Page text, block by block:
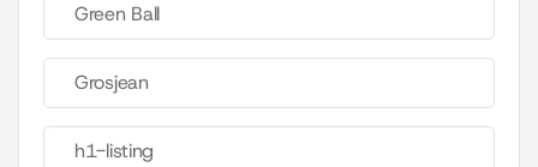
Green Ball
Grosjean
h1-listing